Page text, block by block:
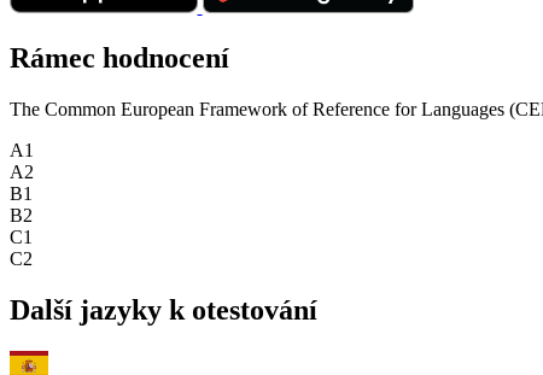
Rámec hodnocení
The Common European Framework of Reference for Languages
A1
A2
B1
B2
C1
C2
Další jazyky k otestování